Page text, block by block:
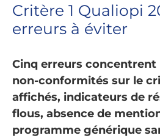
Critère 1 Qualiopi
erreurs à éviter
Cinq erreurs concentrent
non-conformités sur le
affichés, indicateurs de
flous, absence de
programme générique